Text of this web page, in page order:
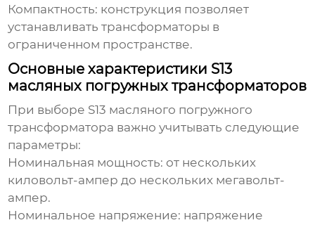
Компактность: конструкция позволяет
устанавливать трансформаторы в
ограниченном пространстве.
Основные характеристики S13
масляных погружных трансформаторов
При выборе S13 масляного погружного
трансформатора важно учитывать следующие
параметры:
Номинальная мощность: от нескольких
киловольт-ампер до нескольких мегавольт-
ампер.
Номинальное напряжение: напряжение